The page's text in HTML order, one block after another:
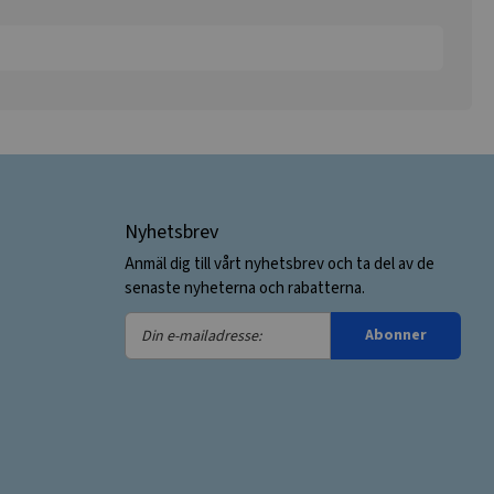
Nyhetsbrev
Anmäl dig till vårt nyhetsbrev och ta del av de
senaste nyheterna och rabatterna.
Din
e-
Abonner